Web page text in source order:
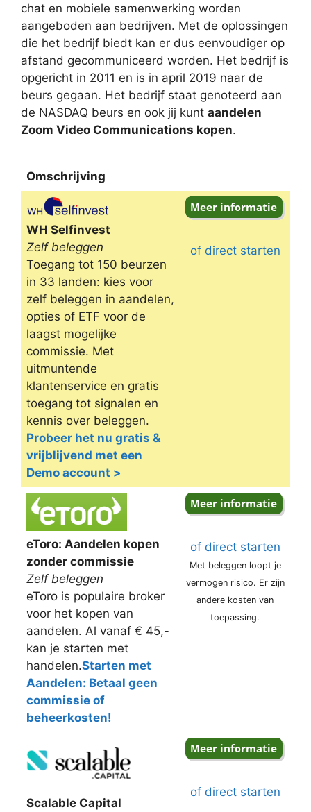
chat en mobiele samenwerking worden
aangeboden aan bedrijven. Met de oplossingen
die het bedrijf biedt kan er dus eenvoudiger op
afstand gecommuniceerd worden. Het bedrijf is
opgericht in 2011 en is in april 2019 naar de
beurs gegaan. Het bedrijf staat genoteerd aan
de NASDAQ beurs en ook jij kunt aandelen
Zoom Video Communications kopen.
Omschrijving
Omschrijving
WH Selfinvest
Zelf beleggen
Toegang tot 150 beurzen
in 33 landen: kies voor
zelf beleggen in aandelen,
opties of ETF voor de
laagst mogelijke
commissie. Met
uitmuntende
klantenservice en gratis
toegang tot signalen en
kennis over beleggen.
Probeer het nu gratis &
vrijblijvend met een
Demo account >
of direct starten
eToro: Aandelen kopen
zonder commissie
Zelf beleggen
eToro is populaire broker
voor het kopen van
aandelen. Al vanaf € 45,-
kan je starten met
handelen.Starten met
Aandelen: Betaal geen
commissie of
beheerkosten!
of direct starten
Met beleggen loopt je
vermogen risico. Er zijn
andere kosten van
toepassing.
Scalable Capital
of direct starten